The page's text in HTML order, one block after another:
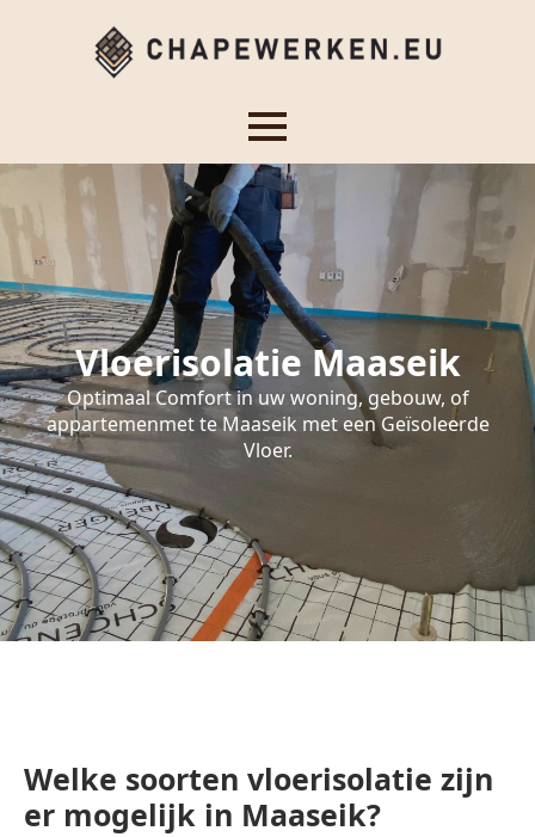
Vloerisolatie Maaseik
Optimaal Comfort in uw woning, gebouw, of
appartemenmet te Maaseik met een Geïsoleerde
Vloer.
Welke soorten vloerisolatie zijn
er mogelijk in Maaseik?